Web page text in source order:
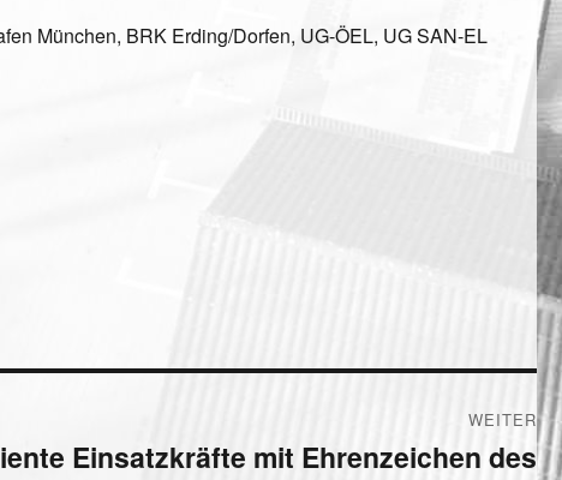
München, BRK Erding/Dorfen, UG-ÖEL, UG SAN-EL
WEITER
Einsatzkräfte mit Ehrenzeichen des